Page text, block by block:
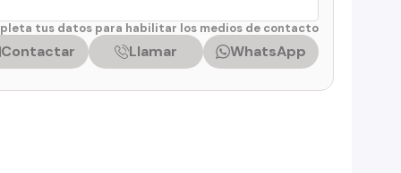
tus datos para habilitar los medios de contacto
Contactar Llamar WhatsApp